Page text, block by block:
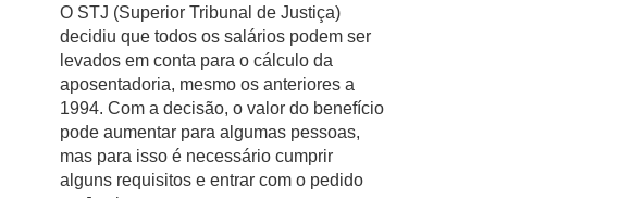
O STJ (Superior Tribunal de Justiça)
decidiu que todos os salários podem ser
levados em conta para o cálculo da
aposentadoria, mesmo os anteriores a
1994. Com a decisão, o valor do benefício
pode aumentar para algumas pessoas,
mas para isso é necessário cumprir
alguns requisitos e entrar com o pedido